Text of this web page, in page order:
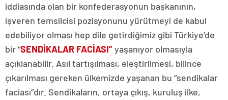
iddiasında olan bir konfederasyonun başkanının,
işveren temsilcisi pozisyonunu yürütmeyi de kabul
edebiliyor olması hep dile getirdiğimiz gibi Türkiye’de
bir “SENDİKALAR FACİASI”yaşanıyor olmasıyla
açıklanabilir. Asıl tartışılması, eleştirilmesi, bilince
çıkarılması gereken ülkemizde yaşanan bu “sendikalar
faciası”dır. Sendikaların, ortaya çıkış, kuruluş ilke,